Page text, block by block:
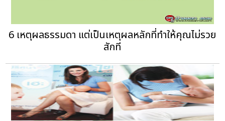
6 เหตุผลธรรมดา แต่เป็นเหตุผลหลักที่ทำให้คุณไม่รวย
สักที